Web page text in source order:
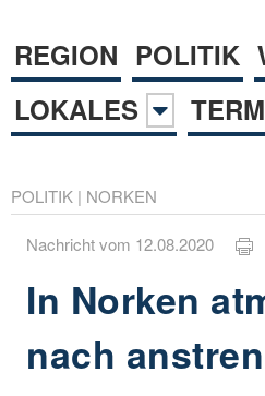
REGION POLITIK
LOKALES
POLITIK | NORKEN
Nachricht vom 12.08.2020
In Norken
nach